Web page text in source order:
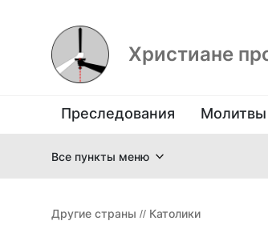
Христиане
Преследования Молитвы
Все пункты меню
Другие страны // Католики